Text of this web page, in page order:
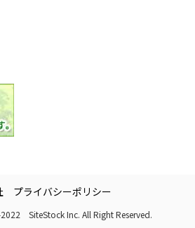
プライバシーポリシー
SiteStock Inc. All Right Reserved.